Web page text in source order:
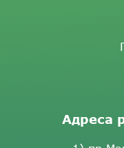
Адреса